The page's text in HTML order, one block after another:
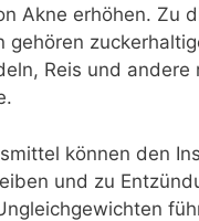
Akne erhöhen. Zu
gehören
Reis und andere
können den
und zu